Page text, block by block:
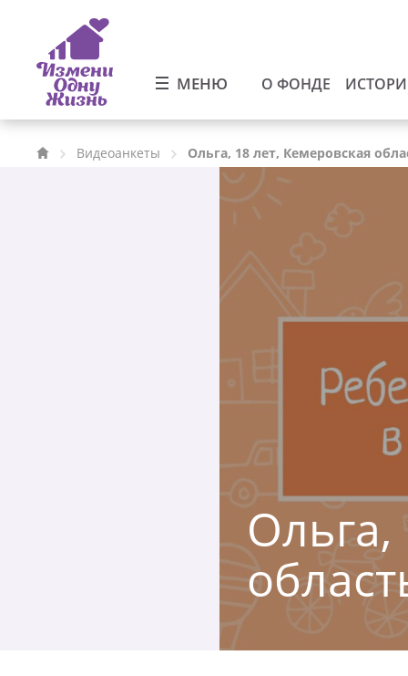
МЕНЮ О ФОНДЕ
Видеоанкеты Ольга, 18 лет, Кемеровская
Ольга,